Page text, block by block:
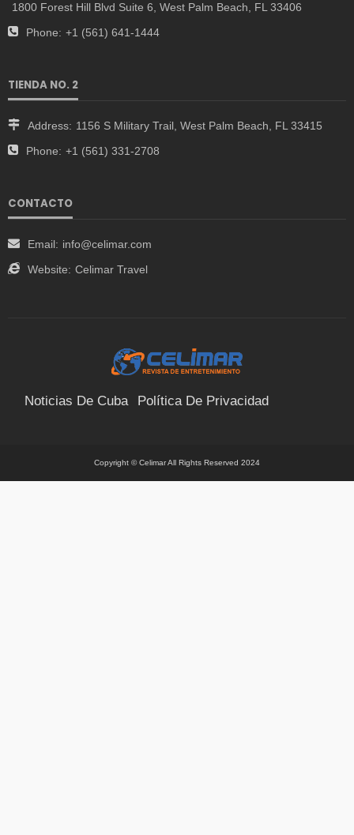
1800 Forest Hill Blvd Suite 6, West Palm Beach, FL 33406
Phone: +1 (561) 641-1444
TIENDA NO. 2
Address: 1156 S Military Trail, West Palm Beach, FL 33415
Phone: +1 (561) 331-2708
CONTACTO
Email: info@celimar.com
Website: Celimar Travel
Noticias De Cuba Política De Privacidad
Copyright © Celimar All Rights Reserved 2024